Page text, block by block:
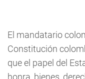
El mandatario
Constitución
que el papel del
honra, bienes,